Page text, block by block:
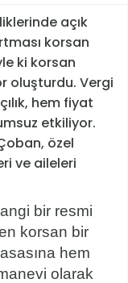
açık
korsan
ki korsan
oluşturdu. Vergi
hem fiyat
etkiliyor.
özel
ve aileleri
bir resmi
korsan bir
hem
olarak